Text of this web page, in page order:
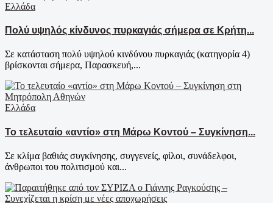
Ελλάδα
Πολύ υψηλός κίνδυνος πυρκαγιάς σήμερα σε Κρήτη...
Σε κατάσταση πολύ υψηλού κινδύνου πυρκαγιάς (κατηγορία 4)
βρίσκονται σήμερα, Παρασκευή,...
Ελλάδα
Το τελευταίο «αντίο» στη Μάρω Κοντού – Συγκίνηση...
Σε κλίμα βαθιάς συγκίνησης, συγγενείς, φίλοι, συνάδελφοι,
άνθρωποι του πολιτισμού και...